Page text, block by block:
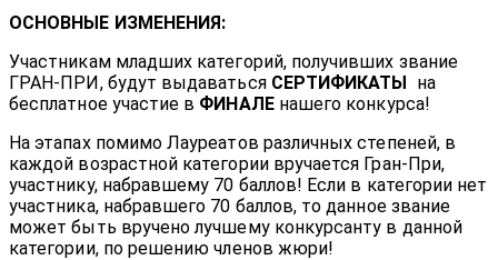
ОСНОВНЫЕ ИЗМЕНЕНИЯ:
Участникам младших категорий, получивших звание
ГРАН-ПРИ, будут выдаваться СЕРТИФИКАТЫ на
бесплатное участие в ФИНАЛЕнашего конкурса!
На этапах помимо Лауреатов различных степеней, в
каждой возрастной категории вручается Гран-При,
участнику, набравшему 70 баллов! Если в категории нет
участника, набравшего 70 баллов, то данное звание
может быть вручено лучшему конкурсанту в данной
категории, по решению членов жюри!